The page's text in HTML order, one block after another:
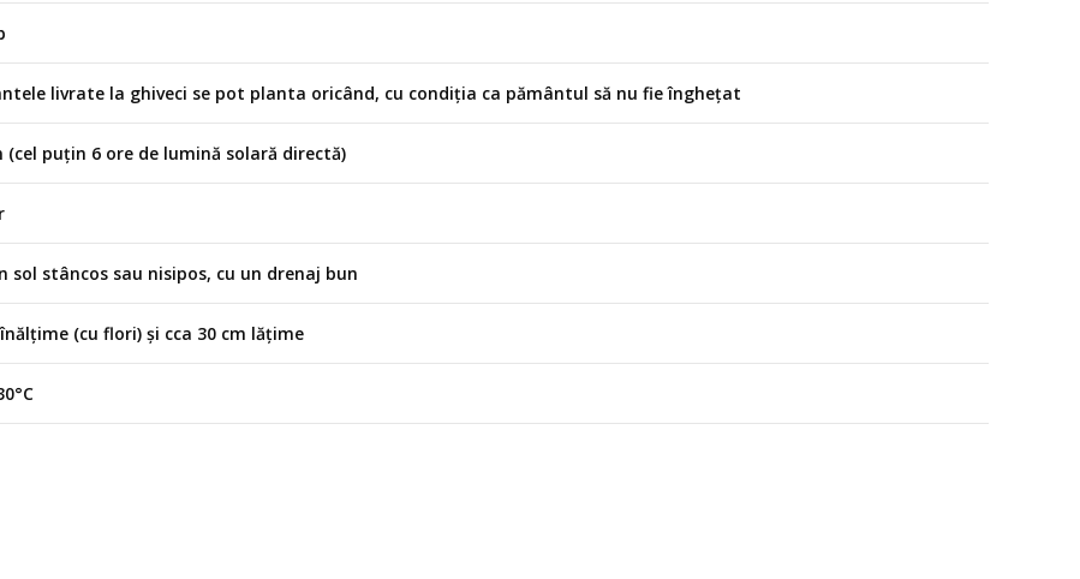
livrate la ghiveci se pot planta oricând, cu condiția ca pământul să nu fie înghețat
(cel puțin 6 ore de lumină solară directă)
sol stâncos sau nisipos, cu un drenaj bun
(cu flori) și cca 30 cm lățime